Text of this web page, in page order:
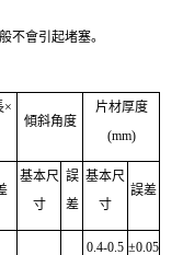
會引起堵塞。
×
傾斜角度
片材厚度
(mm)
基本尺
寸
誤
差
基本尺
寸
誤差
0.4-0.5 ±0.05